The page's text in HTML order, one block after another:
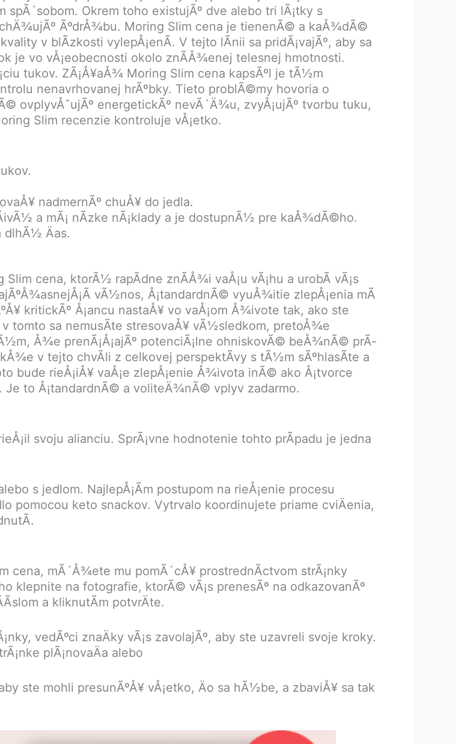
Okrem toho existujÃº dve alebo tri lÃ¡tky s
ÃºdrÅ¾bu. Moring Slim cena je tienenÃ© a kaÅ¾dÃ©
v blÃ­zkosti vylepÅ¡enÃ­. V tejto lÃ­nii sa pridÃ¡vajÃº, aby sa
je vo vÅ¡eobecnosti okolo znÃ­Å¾enej telesnej hmotnosti.
tukov. ZÃ¡Å¥aÅ¾ Moring Slim cena kapsÃºl je tÃ½m
nenavrhovanej hrÃºbky. Tieto problÃ©my hovoria o
ovplyvÅˆujÃº energetickÃº nevÃ´Ä¾u, zvyÅ¡ujÃº tvorbu tuku,
Slim recenzie kontroluje vÅ¡etko.
nadmernÃº chuÅ¥ do jedla.
a mÃ¡ nÃ­zke nÃ¡klady a je dostupnÃ½ pre kaÅ¾dÃ©ho.
Äas.
cena, ktorÃ½ rapÃ­dne znÃ­Å¾i vaÅ¡u vÃ¡hu a urobÃ­ vÃ¡s
vÃ½nos, Å¡tandardnÃ© vyuÅ¾itie zlepÅ¡enia mÃ
kritickÃº Å¡ancu nastaÅ¥ vo vaÅ¡om Å¾ivote tak, ako ste
v tomto sa nemusÃ­te stresovaÅ¥ vÃ½sledkom, pretoÅ¾e
Å¾e prenÃ¡Å¡ajÃº potenciÃ¡lne ohniskovÃ© beÅ¾nÃ© prÃ­
v tejto chvÃ­li z celkovej perspektÃ­vy s tÃ½m sÃºhlasÃ­te a
bude rieÅ¡iÅ¥ vaÅ¡e zlepÅ¡enie Å¾ivota inÃ© ako Å¡tvorce
Je to Å¡tandardnÃ© a voliteÄ¾nÃ© vplyv zadarmo.
svoju alianciu. SprÃ¡vne hodnotenie tohto prÃ­padu je jedna
s jedlom. NajlepÅ¡Ã­m postupom na rieÅ¡enie procesu
pomocou keto snackov. Vytrvalo koordinujete priame cviÄenia,
cena, mÃ´Å¾ete mu pomÃ´cÅ¥ prostrednÃ­ctvom strÃ¡nky
klepnite na fotografie, ktorÃ© vÃ¡s prenesÃº na odkazovanÃº
a kliknutÃ­m potvrÄte.
vedÃºci znaÄky vÃ¡s zavolajÃº, aby ste uzavreli svoje kroky.
plÃ¡novaÄa alebo
ste mohli presunÃºÅ¥ vÅ¡etko, Äo sa hÃ½be, a zbaviÅ¥ sa tak